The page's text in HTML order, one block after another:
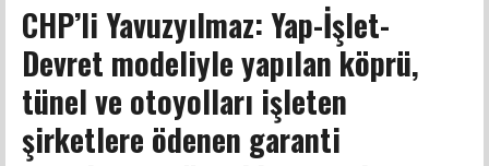
CHP’li Yavuzyılmaz: Yap-İşlet-
Devret modeliyle yapılan köprü,
tünel ve otoyolları işleten
şirketlere ödenen garanti